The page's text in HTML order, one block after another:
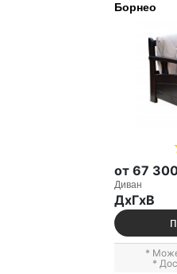
Борнео
от 67
Диван
ДxГxВ
*
*